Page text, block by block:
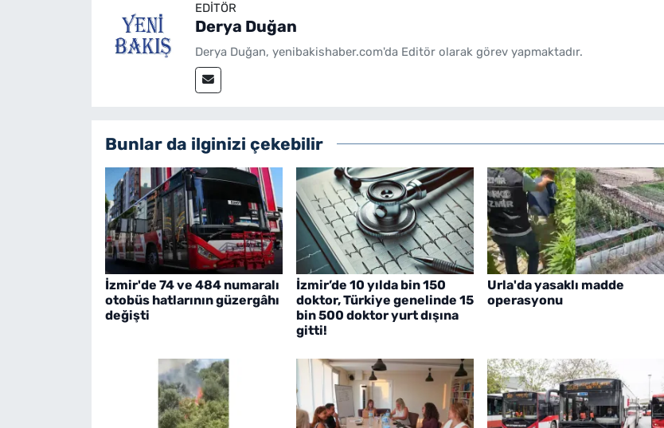
EDITÖR
Derya Duğan
Derya Duğan, yenibakishaber.com'da Editör olarak görev yapmaktadır.
Bunlar da ilginizi çekebilir
İzmir'de 74 ve 484 numaralı
otobüs hatlarının güzergâhı
değişti
İzmir’de 10 yılda bin 150
doktor, Türkiye genelinde 15
bin 500 doktor yurt dışına
gitti!
Urla'da yasaklı madde
operasyonu